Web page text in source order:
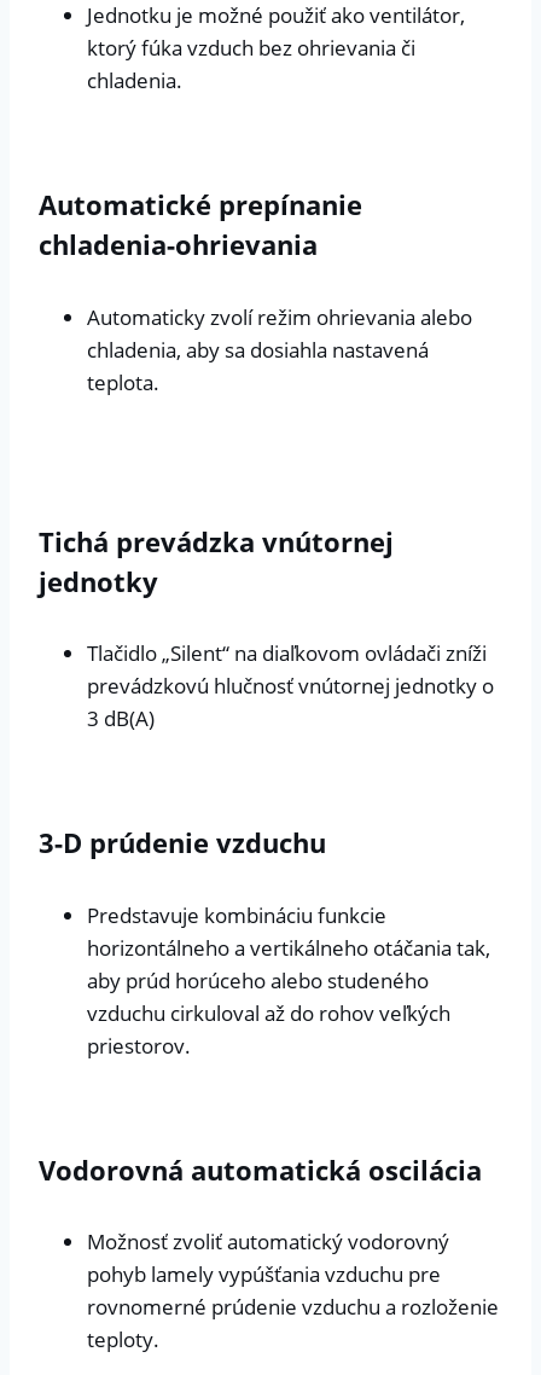
Jednotku je možné použiť ako ventilátor,
ktorý fúka vzduch bez ohrievania či
chladenia.
Automatické prepínanie
chladenia-ohrievania
Automaticky zvolí režim ohrievania alebo
chladenia, aby sa dosiahla nastavená
teplota.
Tichá prevádzka vnútornej
jednotky
Tlačidlo „Silent“ na diaľkovom ovládači zníži
prevádzkovú hlučnosť vnútornej jednotky o
3 dB(A)
3-D prúdenie vzduchu
Predstavuje kombináciu funkcie
horizontálneho a vertikálneho otáčania tak,
aby prúd horúceho alebo studeného
vzduchu cirkuloval až do rohov veľkých
priestorov.
Vodorovná automatická oscilácia
Možnosť zvoliť automatický vodorovný
pohyb lamely vypúšťania vzduchu pre
rovnomerné prúdenie vzduchu a rozloženie
teploty.